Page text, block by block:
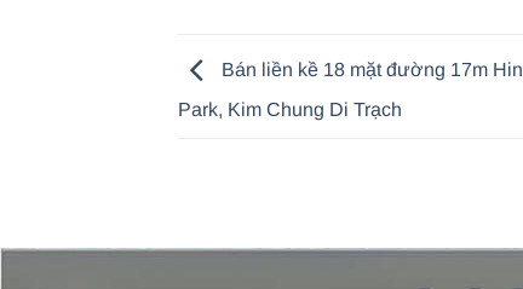
Bán liền kề 18 mặt đường 17m
Park, Kim Chung Di Trạch